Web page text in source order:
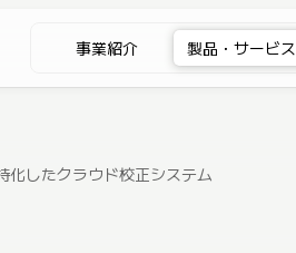
事業紹介 製品・サービス
化したクラウド校正システム